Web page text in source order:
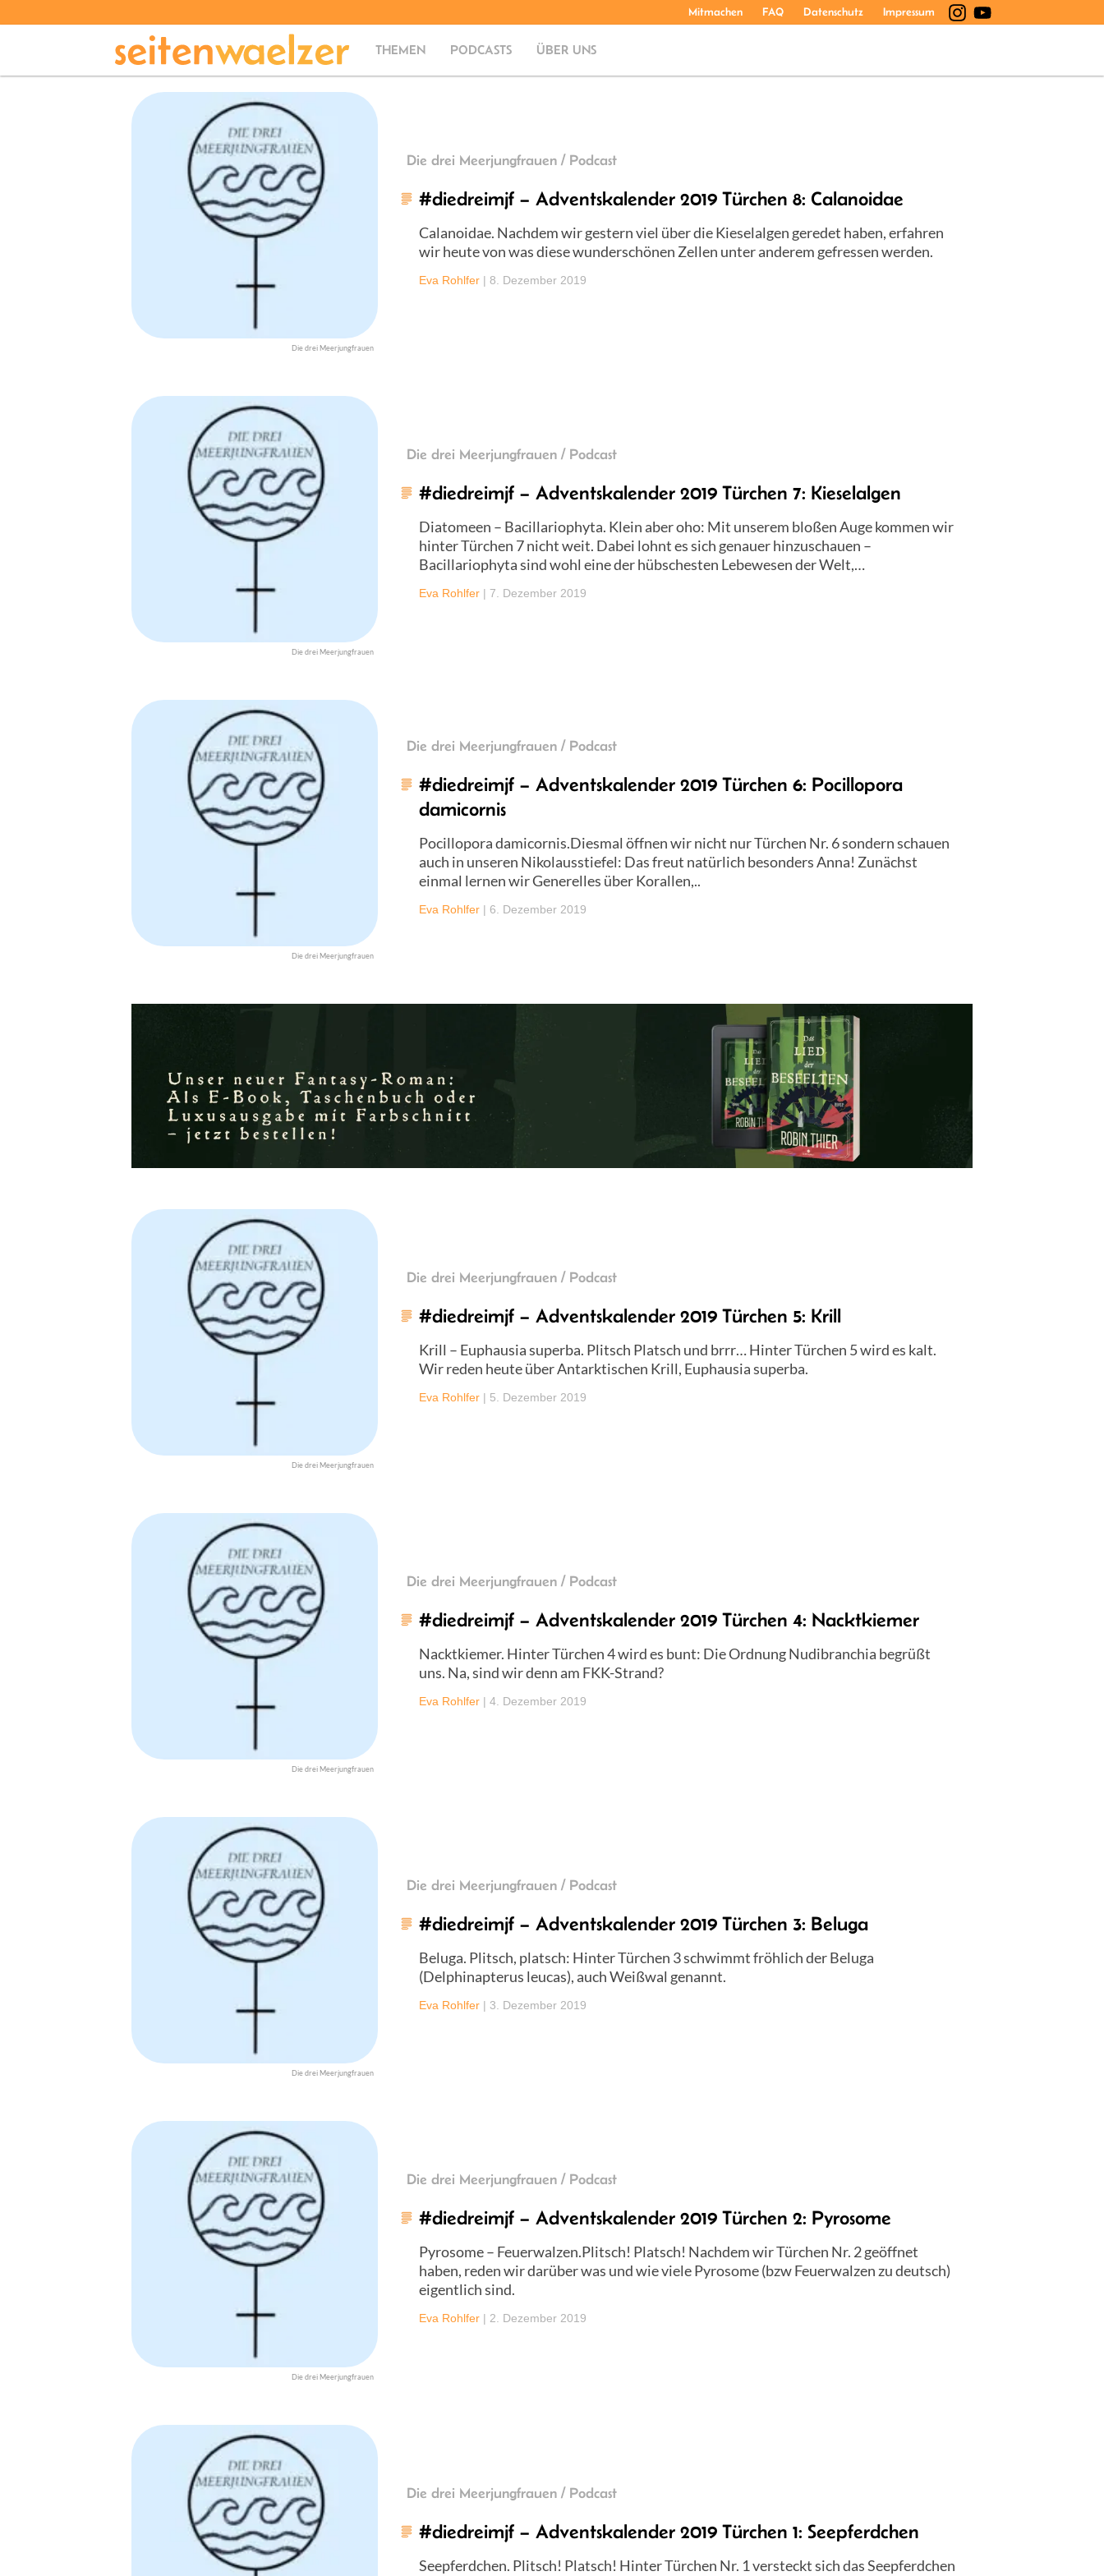
Mitmachen FAQ Datenschutz Impressum
THEMEN PODCASTS ÜBER UNS
Die drei Meerjungfrauen
Die drei Meerjungfrauen / Podcast
#diedreimjf – Adventskalender 2019 Türchen 8: Calanoidae
Calanoidae. Nachdem wir gestern viel über die Kieselalgen geredet haben, erfahren
wir heute von was diese wunderschönen Zellen unter anderem gefressen werden.
Eva Rohlfer | 8. Dezember 2019
Die drei Meerjungfrauen
Die drei Meerjungfrauen / Podcast
#diedreimjf – Adventskalender 2019 Türchen 7: Kieselalgen
Diatomeen – Bacillariophyta. Klein aber oho: Mit unserem bloßen Auge kommen wir
hinter Türchen 7 nicht weit. Dabei lohnt es sich genauer hinzuschauen –
Bacillariophyta sind wohl eine der hübschesten Lebewesen der Welt,…
Eva Rohlfer | 7. Dezember 2019
Die drei Meerjungfrauen
Die drei Meerjungfrauen / Podcast
#diedreimjf – Adventskalender 2019 Türchen 6: Pocillopora
damicornis
Pocillopora damicornis.Diesmal öffnen wir nicht nur Türchen Nr. 6 sondern schauen
auch in unseren Nikolausstiefel: Das freut natürlich besonders Anna! Zunächst
einmal lernen wir Generelles über Korallen,..
Eva Rohlfer | 6. Dezember 2019
Die drei Meerjungfrauen
Die drei Meerjungfrauen / Podcast
#diedreimjf – Adventskalender 2019 Türchen 5: Krill
Krill – Euphausia superba. Plitsch Platsch und brrr… Hinter Türchen 5 wird es kalt.
Wir reden heute über Antarktischen Krill, Euphausia superba.
Eva Rohlfer | 5. Dezember 2019
Die drei Meerjungfrauen
Die drei Meerjungfrauen / Podcast
#diedreimjf – Adventskalender 2019 Türchen 4: Nacktkiemer
Nacktkiemer. Hinter Türchen 4 wird es bunt: Die Ordnung Nudibranchia begrüßt
uns. Na, sind wir denn am FKK-Strand?
Eva Rohlfer | 4. Dezember 2019
Die drei Meerjungfrauen
Die drei Meerjungfrauen / Podcast
#diedreimjf – Adventskalender 2019 Türchen 3: Beluga
Beluga. Plitsch, platsch: Hinter Türchen 3 schwimmt fröhlich der Beluga
(Delphinapterus leucas), auch Weißwal genannt.
Eva Rohlfer | 3. Dezember 2019
Die drei Meerjungfrauen
Die drei Meerjungfrauen / Podcast
#diedreimjf – Adventskalender 2019 Türchen 2: Pyrosome
Pyrosome – Feuerwalzen.Plitsch! Platsch! Nachdem wir Türchen Nr. 2 geöffnet
haben, reden wir darüber was und wie viele Pyrosome (bzw Feuerwalzen zu deutsch)
eigentlich sind.
Eva Rohlfer | 2. Dezember 2019
Die drei Meerjungfrauen / Podcast
#diedreimjf – Adventskalender 2019 Türchen 1: Seepferdchen
Seepferdchen. Plitsch! Platsch! Hinter Türchen Nr. 1 versteckt sich das Seepferdchen